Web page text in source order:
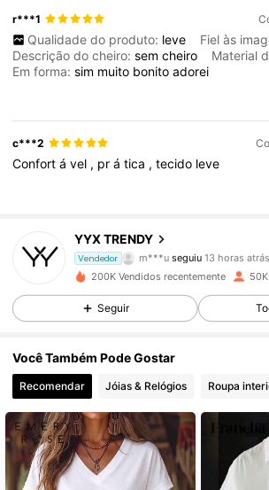
r***1
Qualidade do produto: leve Fiel às
Descrição do cheiro:semcheiro Material
Em forma:sim muito bonitoadorei
c***2
Confortável , prática ,tecido leve
YYX TRENDY
Vendedor d***m está a navegar
4,77
7.6K Seguidores
4,77 7.6K Seguidores
4,77 7.6K Seguidores
200K Vendidos recentemente
Seguir
Você Também Pode Gostar
Recomendar Jóias & Relógios Roupa